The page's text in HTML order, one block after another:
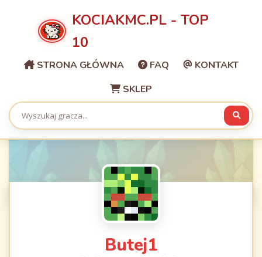
KOCIAKMC.PL - TOP
10
STRONA GŁÓWNA FAQ
KONTAKT
SKLEP
Butej1